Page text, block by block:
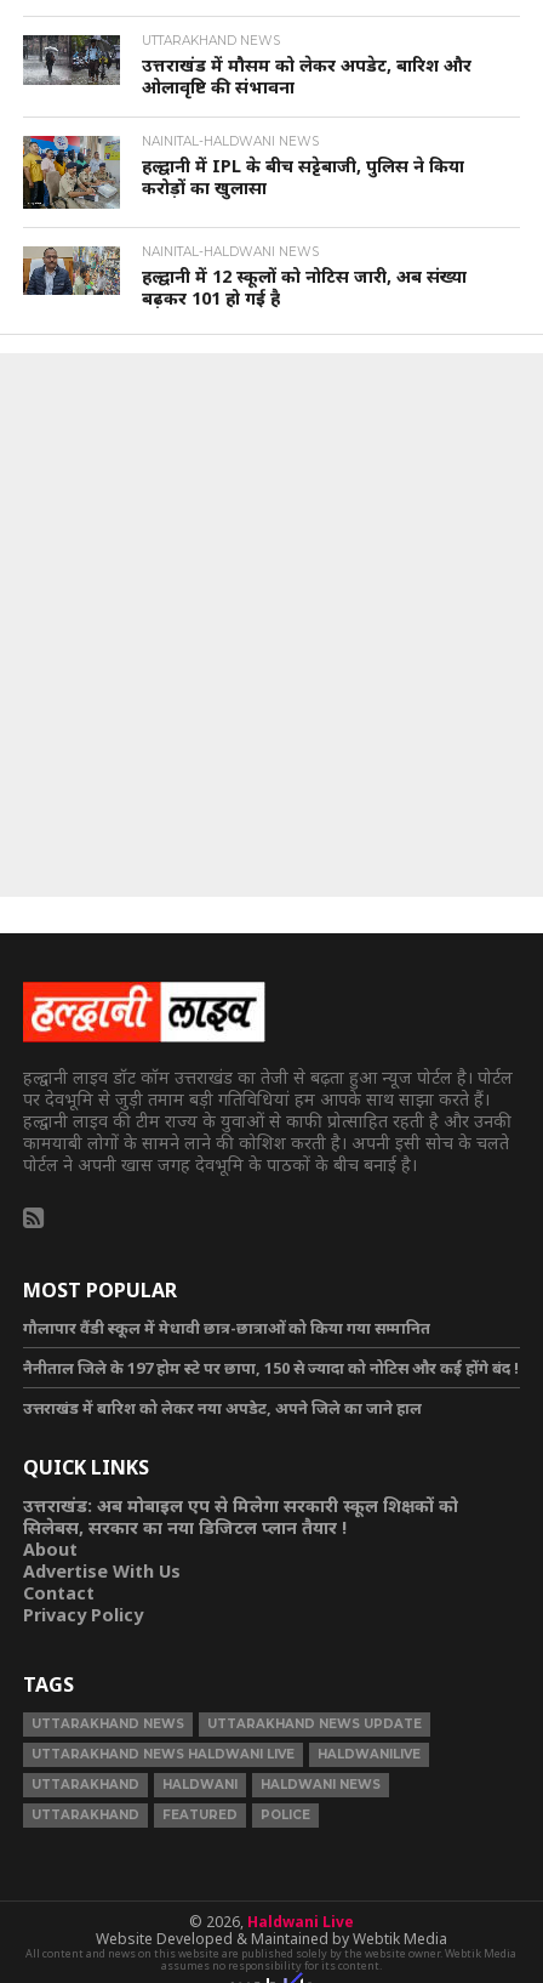
UTTARAKHAND NEWS
उत्तराखंड में मौसम को लेकर अपडेट, बारिश और
ओलावृष्टि की संभावना
NAINITAL-HALDWANI NEWS
हल्द्वानी में IPL के बीच सट्टेबाजी, पुलिस ने किया
करोड़ों का खुलासा
NAINITAL-HALDWANI NEWS
हल्द्वानी में 12 स्कूलों को नोटिस जारी, अब संख्या
बढ़कर 101 हो गई है
हल्द्वानी लाइव डॉट कॉम उत्तराखंड का तेजी से बढ़ता हुआ न्यूज पोर्टल है। पोर्टल
पर देवभूमि से जुड़ी तमाम बड़ी गतिविधियां हम आपके साथ साझा करते हैं।
हल्द्वानी लाइव की टीम राज्य के युवाओं से काफी प्रोत्साहित रहती है और उनकी
कामयाबी लोगों के सामने लाने की कोशिश करती है। अपनी इसी सोच के चलते
पोर्टल ने अपनी खास जगह देवभूमि के पाठकों के बीच बनाई है।
MOST POPULAR
गौलापार वैंडी स्कूल में मेधावी छात्र-छात्राओं को किया गया सम्मानित
नैनीताल जिले के 197 होम स्टे पर छापा, 150 से ज्यादा को नोटिस और कई होंगे बंद !
उत्तराखंड में बारिश को लेकर नया अपडेट, अपने जिले का जाने हाल
QUICK LINKS
उत्तराखंड: अब मोबाइल एप से मिलेगा सरकारी स्कूल शिक्षकों को
सिलेबस, सरकार का नया डिजिटल प्लान तैयार !
About
Advertise With Us
Contact
Privacy Policy
TAGS
UTTARAKHAND NEWS
UTTARAKHAND NEWS UPDATE
UTTARAKHAND NEWS HALDWANI LIVE
HALDWANILIVE
UTTARAKHAND
HALDWANI
HALDWANI NEWS
UTTARAKHAND
FEATURED POLICE
© 2026, Haldwani Live
Website Developed & Maintained by Webtik Media
All content and news on this website are published solely by the website owner. Webtik Media
assumes no responsibility for its content.